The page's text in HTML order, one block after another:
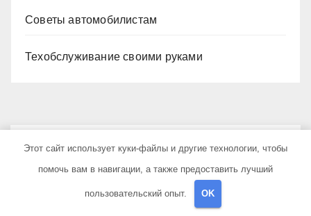
Советы автомобилистам
Техобслуживание своими руками
YOU MISSED
Этот сайт использует куки-файлы и другие технологии, чтобы
помочь вам в навигации, а также предоставить лучший
пользовательский опыт. OK